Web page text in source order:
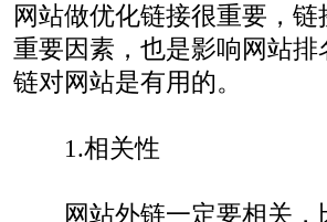
网站做优化链接很重要，
重要因素，也是影响网站
链对网站是有用的。
1.相关性
网站外链一定要相关，